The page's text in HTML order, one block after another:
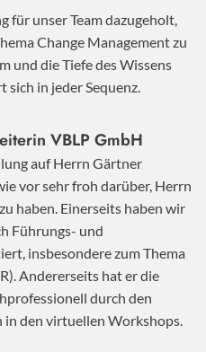
für unser Team dazugeholt,
Change Management zu
und die Tiefe des Wissens
in jeder Sequenz.
VBLP GmbH
auf Herrn Gärtner
vor sehr froh darüber, Herrn
haben. Einerseits haben wir
Führungs- und
insbesondere zum Thema
Andererseits hat er die
durch den
in den virtuellen Workshops.